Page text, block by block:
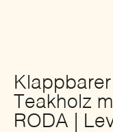
Teakholz
RODA |